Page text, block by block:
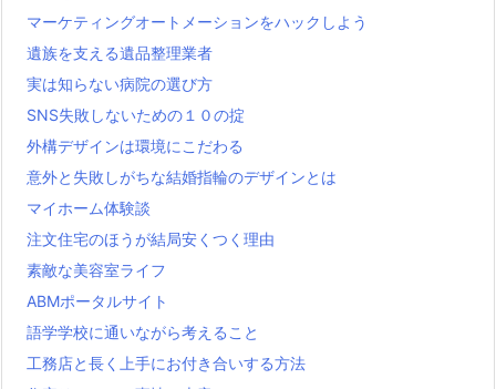
マーケティングオートメーションをハックしよう
遺族を支える遺品整理業者
実は知らない病院の選び方
SNS失敗しないための１０の掟
外構デザインは環境にこだわる
意外と失敗しがちな結婚指輪のデザインとは
マイホーム体験談
注文住宅のほうが結局安くつく理由
素敵な美容室ライフ
ABMポータルサイト
語学学校に通いながら考えること
工務店と長く上手にお付き合いする方法